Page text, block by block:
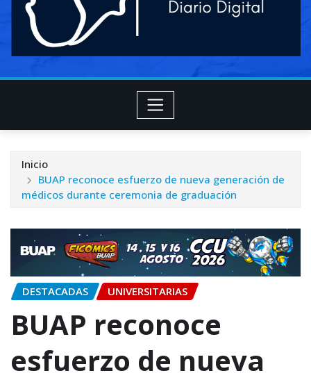
Inicio
BUAP reconoce esfuerzo de nueva generación de
médicos durante ceremonia de graduación
DESTACADAS UNIVERSITARIAS
BUAP reconoce
esfuerzo de nueva